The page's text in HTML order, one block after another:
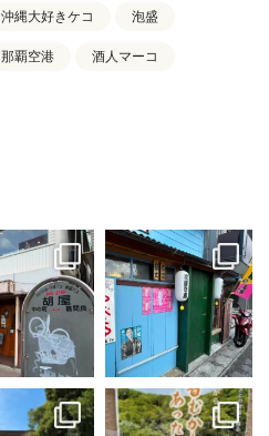
沖縄大好きケコ 泡盛
那覇空港 酒人マーコ